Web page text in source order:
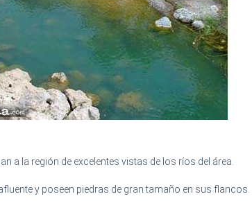
a la región de excelentes vistas de los ríos del área.
y poseen piedras de gran tamaño en sus flancos.